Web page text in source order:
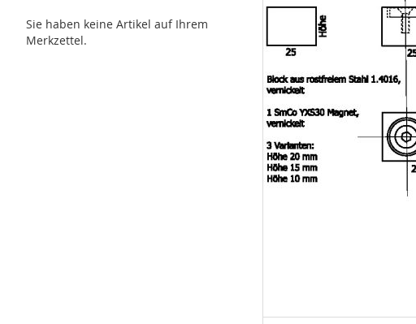
Sie haben keine Artikel auf Ihrem
Merkzettel.